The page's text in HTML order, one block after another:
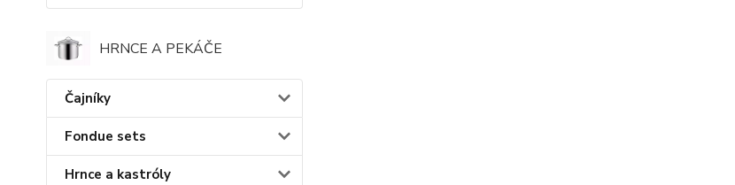
HRNCE A PEKÁČE
Čajníky
Fondue sets
Hrnce a kastróly